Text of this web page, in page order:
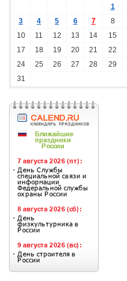
1
3
4 5 6 7 8
10
11 12 13 14 15
17
18 19 20 21 22
24
25 26 27 28 29
31